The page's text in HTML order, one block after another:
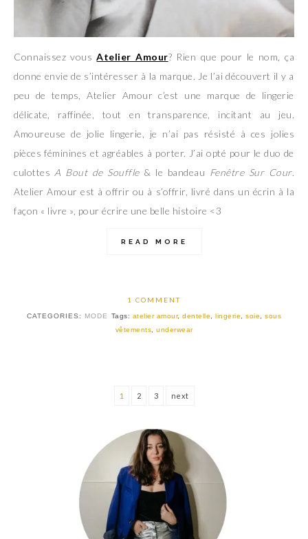
Connaissez vousAtelier Amour? Rien que pour le nom, ça
donne envie de s’intéresser à la marque. Je l’ai découvert il y a
peu de temps, Atelier Amour c’est une marque de lingerie
délicate, raffinée, tout en transparence, incitant au jeu.
Amoureuse de jolie lingerie, je n’ai pas résisté à ces jolies
pièces féminines et agréables à porter. J’ai opté pour le duo de
culottes A Bout de Souffle& le bandeau Fenêtre Sur Cour.
Atelier Amour est à offrir ou à s’offrir, livré dans un écrin à la
façon « livre », pour écrire une belle histoire <3
READ MORE
1 COMMENT
CATEGORIES: MODE Tags: atelier amour,dentelle,lingerie,soie,sous
vêtements, underwear
1 2 3 next